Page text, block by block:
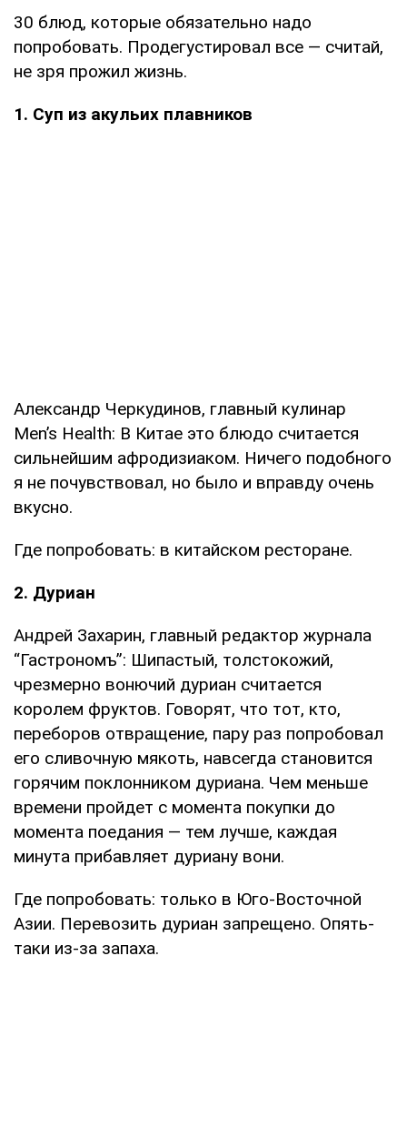
30 блюд, которые обязательно надо
попробовать. Продегустировал все — считай,
не зря прожил жизнь.
1. Суп из акульих плавников
Александр Черкудинов, главный кулинар
Men’s Health: В Китае это блюдо считается
сильнейшим афродизиаком. Ничего подобного
я не почувствовал, но было и вправду очень
вкусно.
Где попробовать: в китайском ресторане.
2. Дуриан
Андрей Захарин, главный редактор журнала
“Гастрономъ”: Шипастый, толстокожий,
чрезмерно вонючий дуриан считается
королем фруктов. Говорят, что тот, кто,
переборов отвращение, пару раз попробовал
его сливочную мякоть, навсегда становится
горячим поклонником дуриана. Чем меньше
времени пройдет с момента покупки до
момента поедания — тем лучше, каждая
минута прибавляет дуриану вони.
Где попробовать: только в Юго-Восточной
Азии. Перевозить дуриан запрещено. Опять-
таки из-за запаха.